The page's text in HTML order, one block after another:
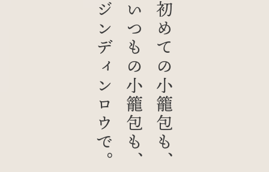
初めての小籠包も、
いつもの小籠包も、
ジンディンロウで。